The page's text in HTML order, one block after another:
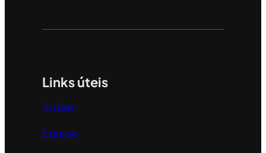
Links úteis
Sobre
Equipe